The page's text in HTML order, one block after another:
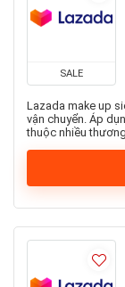
SALE
Lazada make up
vận chuyển. Áp
thuộc nhiều